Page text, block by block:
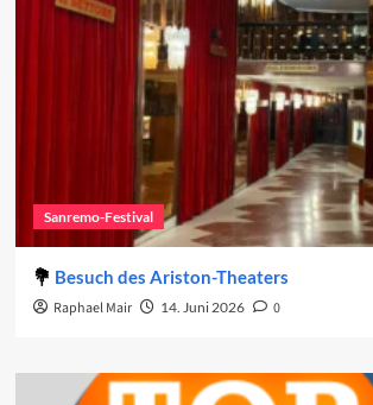
Sanremo-Festival
Besuch des Ariston-Theaters
Raphael Mair 14. Juni 2026 0